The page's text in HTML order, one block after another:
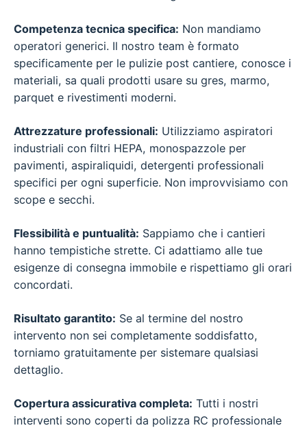
Competenza tecnica specifica: Non mandiamo
operatori generici. Il nostro team è formato
specificamente per le pulizie post cantiere, conosce i
materiali, sa quali prodotti usare su gres, marmo,
parquet e rivestimenti moderni.
Attrezzature professionali: Utilizziamo aspiratori
industriali con filtri HEPA, monospazzole per
pavimenti, aspiraliquidi, detergenti professionali
specifici per ogni superficie. Non improvvisiamo con
scope e secchi.
Flessibilità e puntualità: Sappiamo che i cantieri
hanno tempistiche strette. Ci adattiamo alle tue
esigenze di consegna immobile e rispettiamo gli orari
concordati.
Risultato garantito: Se al termine del nostro
intervento non sei completamente soddisfatto,
torniamo gratuitamente per sistemare qualsiasi
dettaglio.
Copertura assicurativa completa: Tutti i nostri
interventi sono coperti da polizza RC professionale